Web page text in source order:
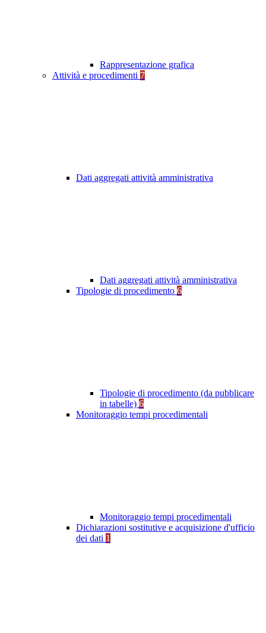
Rappresentazione grafica
Attività e procedimenti 7
Dati aggregati attività amministrativa
Dati aggregati attività amministrativa
Tipologie di procedimento 6
Tipologie di procedimento (da pubblicare
in tabelle) 6
Monitoraggio tempi procedimentali
Monitoraggio tempi procedimentali
Dichiarazioni sostitutive e acquisizione d'ufficio
dei dati 1